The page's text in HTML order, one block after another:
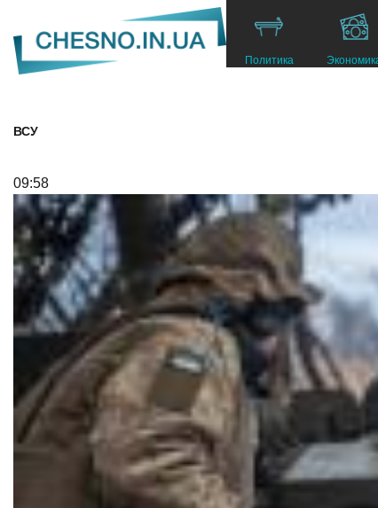
Политика
ВСУ
09:58